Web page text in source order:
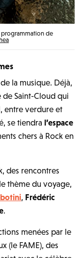
programmation de
la musique. Déjà,
de Saint-Cloud qui
entre verdure et
se tiendra l’espace
chers à Rock en
des rencontres
thème du voyage,
, Frédéric
.
menées par le
(le FAME), des